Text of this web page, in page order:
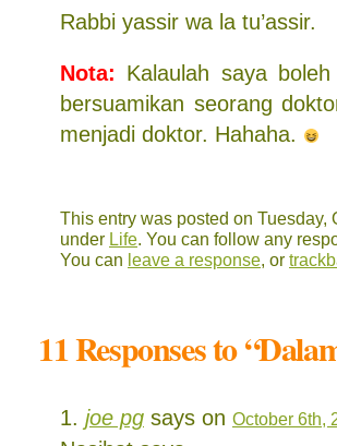
Rabbi yassir wa la tu’assir.
Nota: Kalaulah saya
bersuamikan seorang
menjadi doktor. Hahaha.
This entry was posted on Tuesday,
under Life . You can follow any
You can leave a response , or
11 Responses to
joe pg says on October 6th,